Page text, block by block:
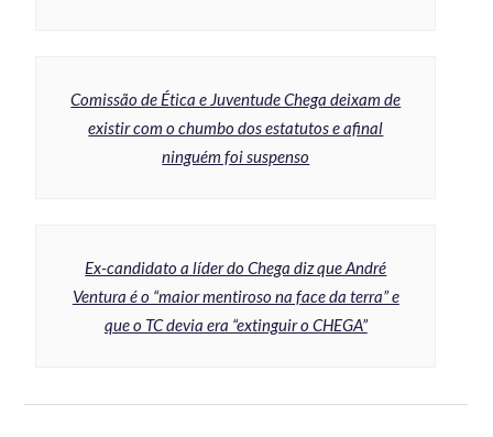
Comissão de Ética e Juventude Chega deixam de
existir com o chumbo dos estatutos e afinal
ninguém foi suspenso
Ex-candidato a líder do Chega diz que André
Ventura é o “maior mentiroso na face da terra” e
que o TC devia era “extinguir o CHEGA”